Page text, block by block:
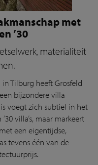
met
’30
materialiteit
Tilburg heeft Grosfeld
bijzondere villa
voegt zich subtiel in het
villa’s, maar markeert
een eigentijdse,
tevens één van de